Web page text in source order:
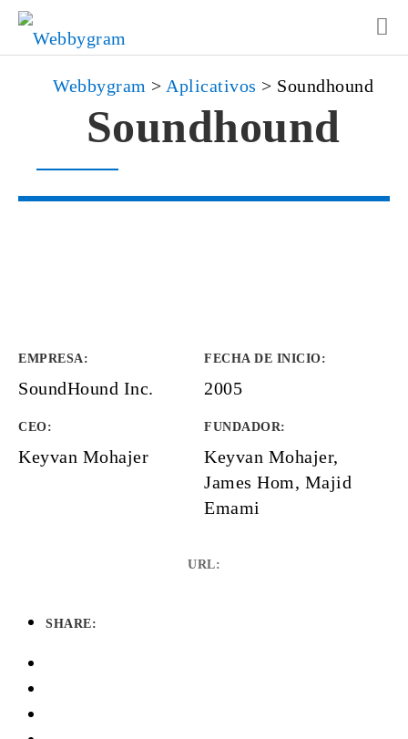
Webbygram > Aplicativos > Soundhound
Soundhound
EMPRESA:
SoundHound Inc.
FECHA DE INICIO:
2005
CEO:
Keyvan Mohajer
FUNDADOR:
Keyvan Mohajer,
James Hom, Majid
Emami
URL:
SHARE: